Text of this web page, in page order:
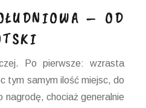
– OD
Po pierwsze: wzrasta
tym samym ilość miejsc, do
nagrodę, chociaż generalnie